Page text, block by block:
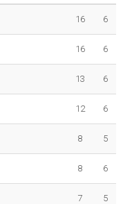
16 6
16 6
13 6
12 6
8 5
8 6
7 5